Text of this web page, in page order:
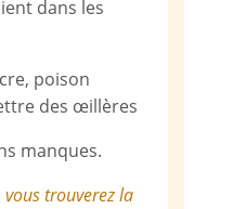
dans les
poison
des œillères
manques.
vous trouverez la